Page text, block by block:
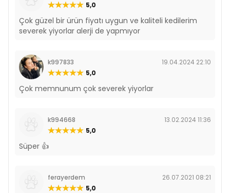
5,0
Çok güzel bir ürün fiyatı uygun ve kaliteli kedilerim
severek yiyorlar alerji de yapmıyor
k997833
19.04.2024 22:10
5,0
Çok memnunum çok severek yiyorlar
k994668
13.02.2024 11:36
5,0
Süper 👍
ferayerdem
26.07.2021 08:21
5,0